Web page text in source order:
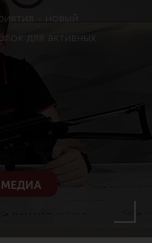
- новый
для активных